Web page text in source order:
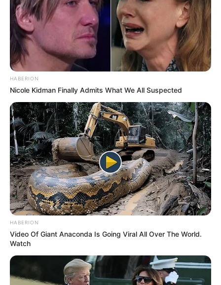
Bikin Ngakak, 10 Potret
Cosplay Murah Pakai Bahan
Seadanya
Anti Mainstream, 10 Cara
Membawa Barang Belanjaan
Versi Warga Thailand
HABERION
Nicole Kidman Finally Admits What We All Suspected
HABERION
Video Of Giant Anaconda Is Going Viral All Over The World.
Watch